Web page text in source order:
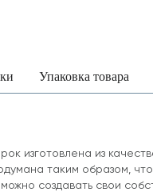
Упаковка товара
изготовлена из
таким образом,
создавать свои